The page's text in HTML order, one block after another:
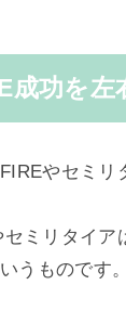
成功を左
やセミリ
セミリタイ
うものです。